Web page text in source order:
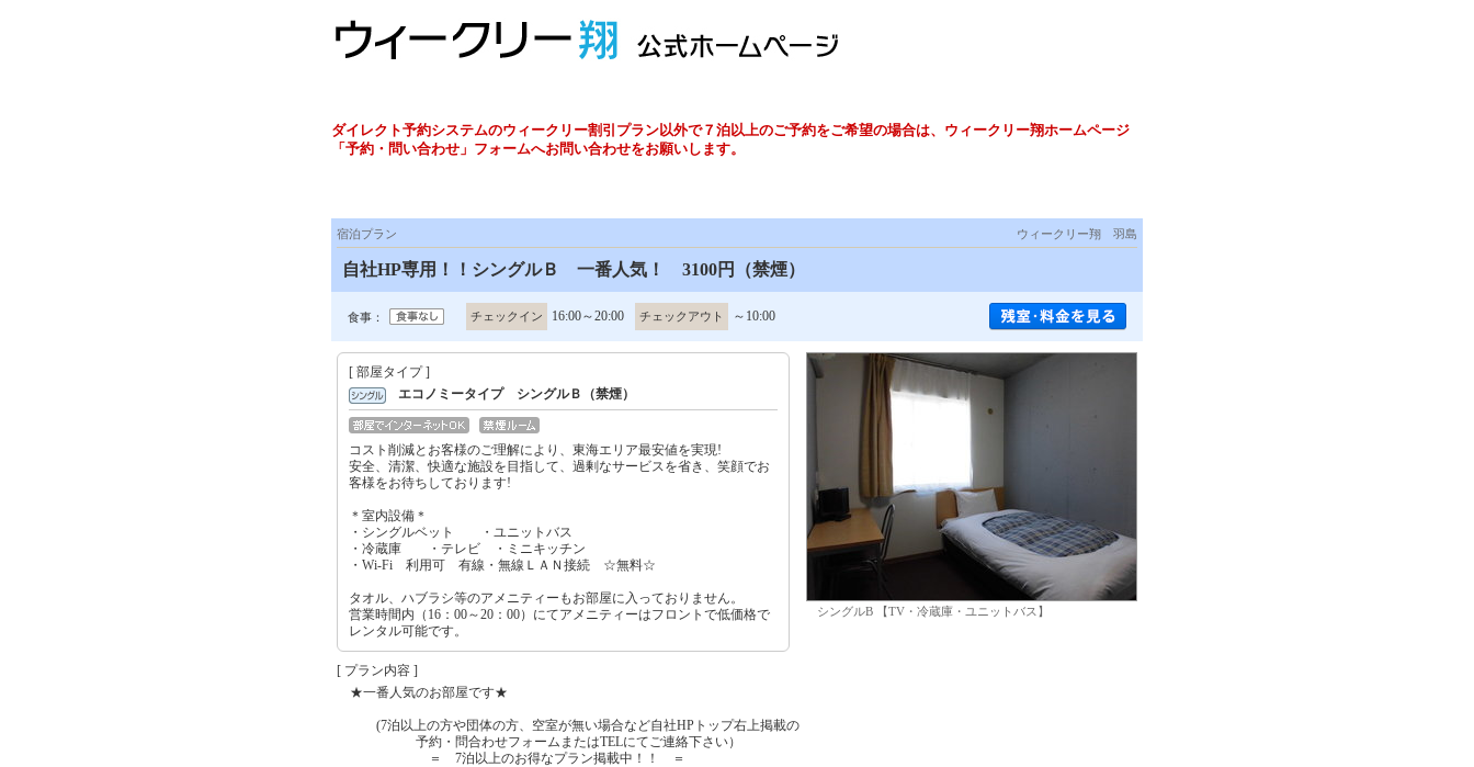
ダイレクト予約システムのウィークリー割引プラン以外で７泊以上のご予約をご希望の場合は、ウィークリー翔ホームページ
「予約・問い合わせ」フォームへお問い合わせをお願いします。
宿泊プラン ウィークリー翔 羽島
自社HP専用！！シングルＢ 一番人気！ 3100円（禁煙）
食事： チェックイン 16:00～20:00 チェックアウト ～10:00
[ 部屋タイプ ]
エコノミータイプ シングルＢ（禁煙）
コスト削減とお客様のご理解により、東海エリア最安値を実現!
安全、清潔、快適な施設を目指して、過剰なサービスを省き、笑顔でお
客様をお待ちしております!
＊室内設備＊
・シングルベット ・ユニットバス
・冷蔵庫 ・テレビ ・ミニキッチン
・Wi-Fi 利用可 有線・無線ＬＡＮ接続 ☆無料☆
タオル、ハブラシ等のアメニティーもお部屋に入っておりません。
営業時間内（16：00～20：00）にてアメニティーはフロントで低価格で
レンタル可能です。
シングルB 【TV・冷蔵庫・ユニットバス】
[ プラン内容 ]
★一番人気のお部屋です★
(7泊以上の方や団体の方、空室が無い場合など自社HPトップ右上掲載の
予約・問合わせフォームまたはTELにてご連絡下さい）
＝ 7泊以上のお得なプラン掲載中！！ ＝